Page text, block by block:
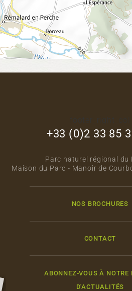
+33 (0)2 33 85
Parc naturel régional du
Maison du Parc - Manoir de
NOS BROCHURES
CONTACT
ABONNEZ-VOUS À NOTRE
D'ACTUALITÉS